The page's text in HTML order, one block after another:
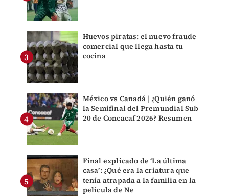
Huevos piratas: el nuevo fraude
comercial que llega hasta tu
cocina
México vs Canadá | ¿Quién ganó
la Semifinal del Premundial Sub
20 de Concacaf 2026? Resumen
Final explicado de ‘La última
casa’: ¿Qué era la criatura que
tenía atrapada a la familia en la
película de Ne